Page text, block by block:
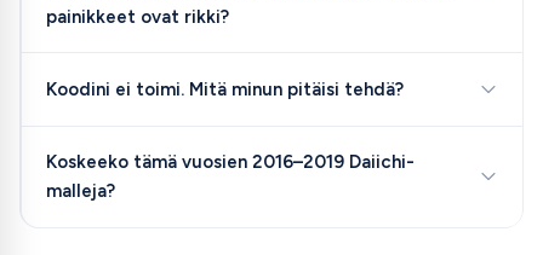
painikkeet ovat rikki?
Koodini ei toimi. Mitä minun pitäisi tehdä?
Koskeeko tämä vuosien 2016–2019 Daiichi-
malleja?